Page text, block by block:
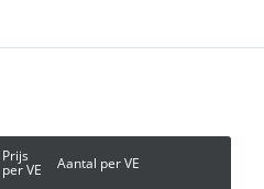
Prijs
per VE Aantal per VE